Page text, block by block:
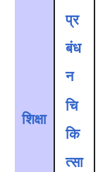
शिक्षा
प्र
बंध
न
चि
कि
त्सा